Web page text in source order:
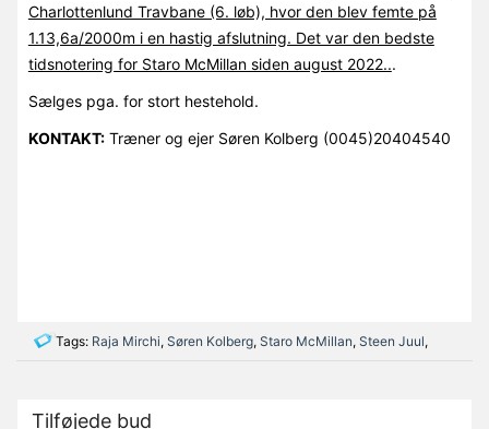
Charlottenlund Travbane (6. løb), hvor den blev femte på
1.13,6a/2000m i en hastig afslutning. Det var den bedste
tidsnotering for Staro McMillan siden august 2022...
Sælges pga. for stort hestehold.
KONTAKT:Træner og ejer Søren Kolberg (0045)20404540
Tags: Raja Mirchi, Søren Kolberg, Staro McMillan, Steen Juul,
Tilføjede bud